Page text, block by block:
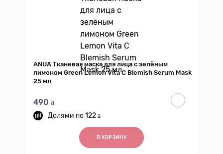
ANUA Тканевая маска для лица с зелёным
лимоном Green Lemon Vita C Blemish Serum Mask
25 мл
490
122
В КОРЗИНУ